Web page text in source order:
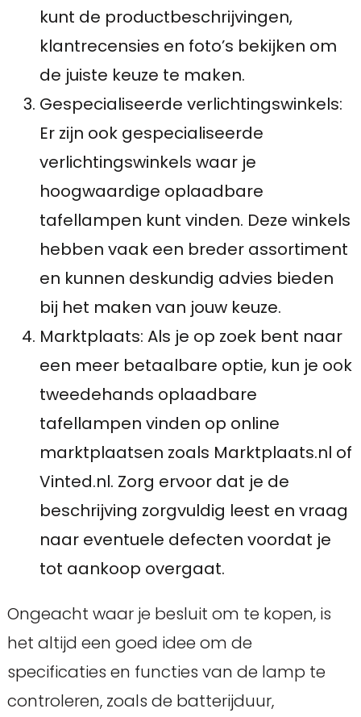
kunt de productbeschrijvingen,
klantrecensies en foto’s bekijken om
de juiste keuze te maken.
Gespecialiseerde verlichtingswinkels:
Er zijn ook gespecialiseerde
verlichtingswinkels waar je
hoogwaardige oplaadbare
tafellampen kunt vinden. Deze winkels
hebben vaak een breder assortiment
en kunnen deskundig advies bieden
bij het maken van jouw keuze.
Marktplaats: Als je op zoek bent naar
een meer betaalbare optie, kun je ook
tweedehands oplaadbare
tafellampen vinden op online
marktplaatsen zoals Marktplaats.nl of
Vinted.nl. Zorg ervoor dat je de
beschrijving zorgvuldig leest en vraag
naar eventuele defecten voordat je
tot aankoop overgaat.
Ongeacht waar je besluit om te kopen, is
het altijd een goed idee om de
specificaties en functies van de lamp te
controleren, zoals de batterijduur,